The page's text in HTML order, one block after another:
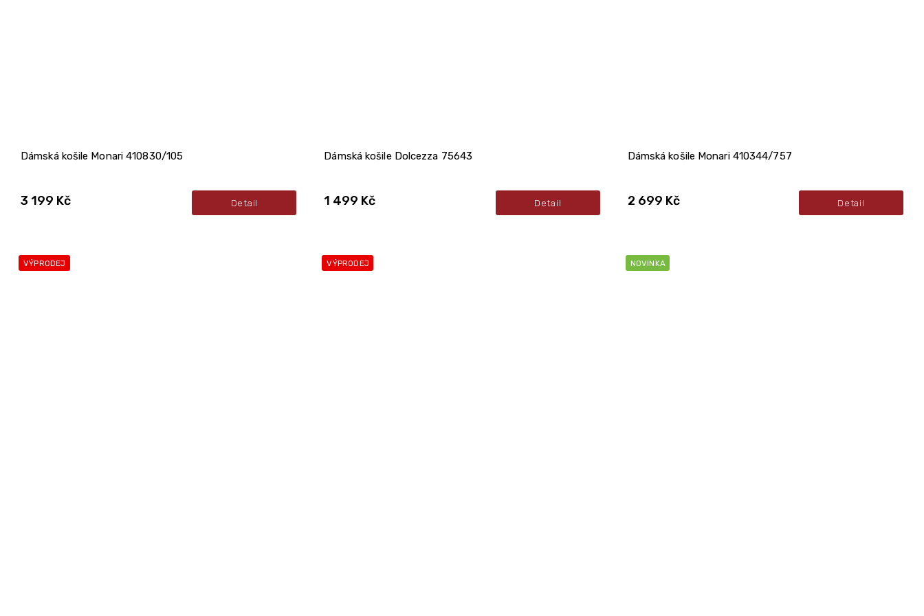
Dámská košile Monari 410830/105
3 199 Kč Detail
Dámská košile Dolcezza 75643
1 499 Kč Detail
Dámská košile Monari 410344/757
2 699 Kč Detail
VÝPRODEJ VÝPRODEJ NOVINKA